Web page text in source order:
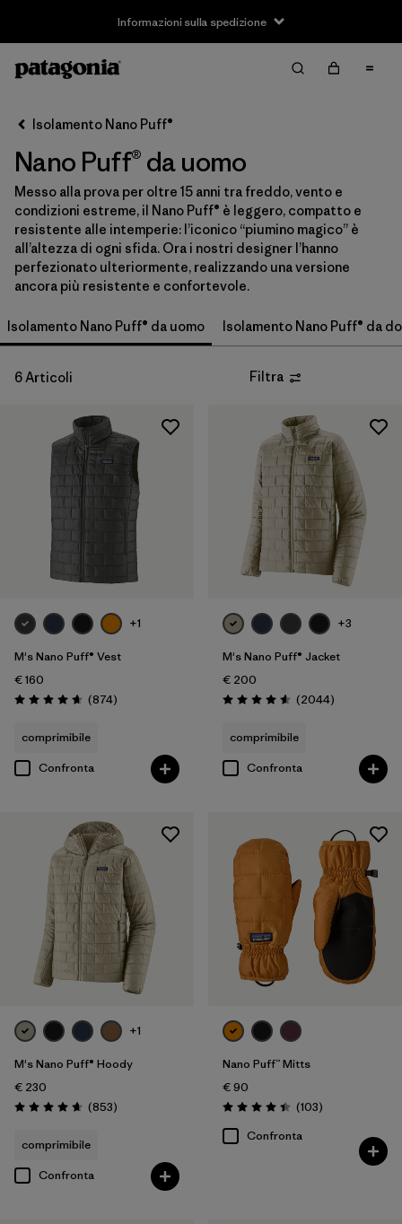
Informazioni sulla spedizione
Filtra per
Taglia
S (6)
M (6)
L (6)
XL (6)
Filtra per
Filtra per
Prezzo
Filtra per
Vestibilità
Filtra per
Caratteristiche
Filtra per
Tessuto
Filtra per
Sport
Isolamento Nano Puff®
Nano Puff® da uomo
Messo alla prova per oltre 15 anni tra freddo, vento e
condizioni estreme, il Nano Puff® è leggero, compatto e
resistente alle intemperie: l’iconico “piumino magico” è
all’altezza di ogni sfida. Ora i nostri designer l’hanno
perfezionato ulteriormente, realizzando una versione
ancora più resistente e confortevole.
Isolamento Nano Puff® da uomo Isolamento Nano Puff® da
6 Articoli Filtra
+1
M's Nano Puff® Vest
€ 160
Valutazione: 4.7 / 5
(874Recensioni
)
comprimibile
Confronta
+3
M's Nano Puff® Jacket
€ 200
Valutazione: 4.6 / 5
(2044Recensioni
)
comprimibile
Confronta
+1
M's Nano Puff® Hoody
€ 230
Valutazione: 4.6 / 5
(853Recensioni
)
comprimibile
Confronta
Nano Puff™ Mitts
€ 90
Valutazione: 4.4 / 5
(103Recensioni
)
Confronta